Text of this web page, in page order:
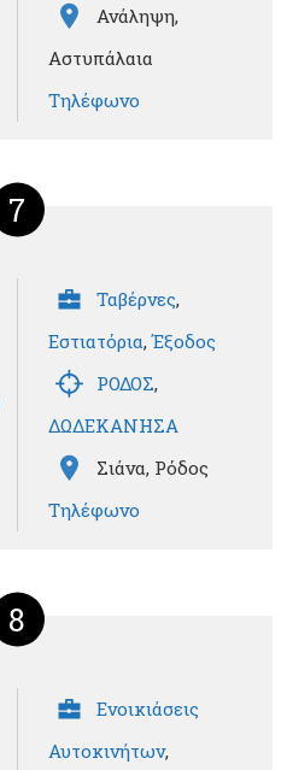
Ανάληψη,
Αστυπάλαια
Τηλέφωνο
7
Ταβέρνες,
Εστιατόρια,Έξοδος
ΡΟΔΟΣ,
ΔΩΔΕΚΑΝΗΣΑ
Σιάνα, Ρόδος
Τηλέφωνο
8
Ενοικιάσεις
Αυτοκινήτων,